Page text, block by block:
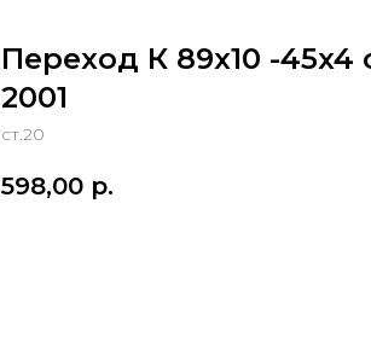
Переход К 89x10 -45x4
2001
ст.20
598,00 р.